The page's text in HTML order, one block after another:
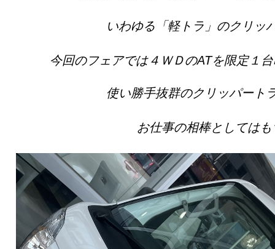
いわゆる「軽トラ」のクリッ
今回のフェアでは４ＷＤのATを限定１
使い勝手抜群のクリッパート
お仕事の相棒としては